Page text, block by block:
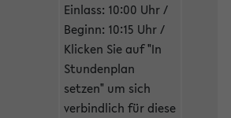
Einlass: 10:00 Uhr /
Beginn: 10:15 Uhr /
Klicken Sie auf "In
Stundenplan
setzen" um sich
verbindlich für diese